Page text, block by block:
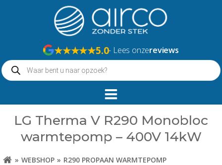
★★★★★5.0- Lees onzereviews
Producten
zoeken
LG Therma V R290 Monobloc
warmtepomp – 400V 14kW
WEBSHOP
R290 PROPAAN WARMTEPOMP